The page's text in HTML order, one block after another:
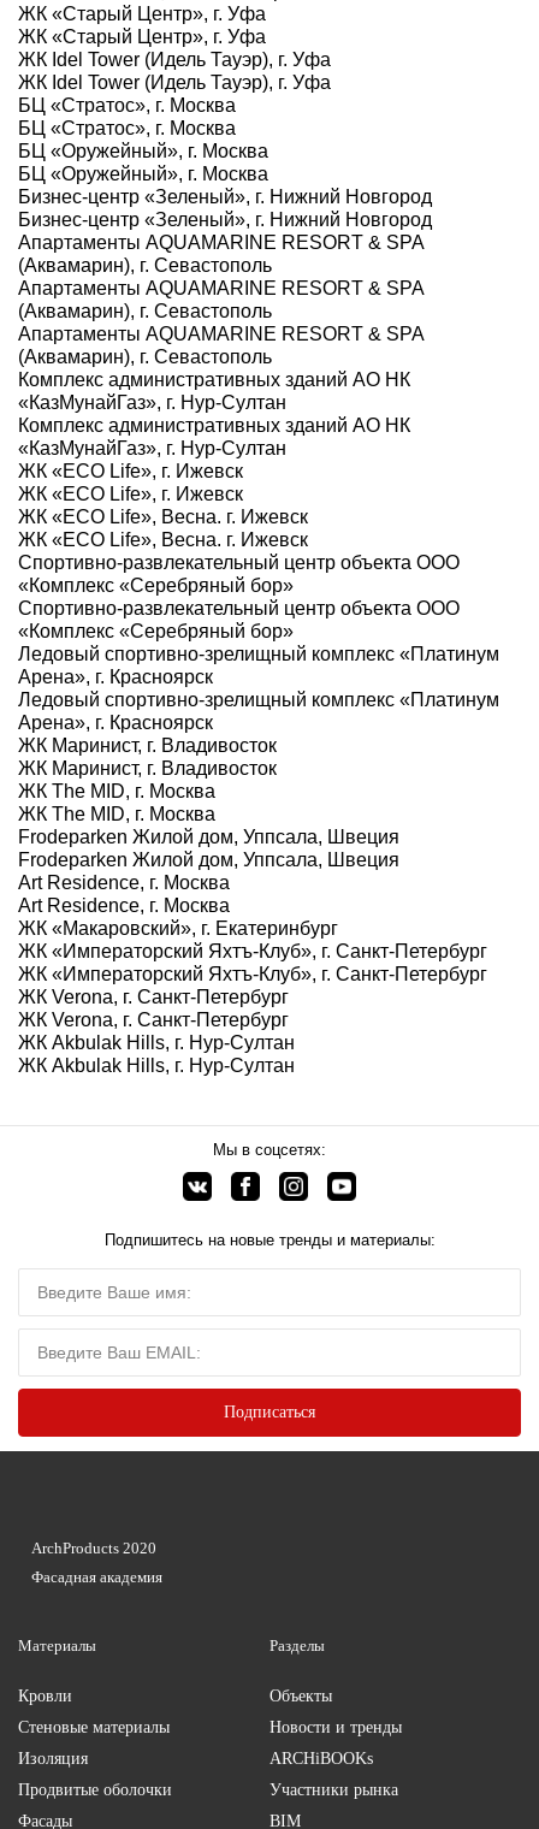
ЖК «Старый Центр», г. Уфа
ЖК «Старый Центр», г. Уфа
ЖК Idel Tower (Идель Тауэр), г. Уфа
ЖК Idel Tower (Идель Тауэр), г. Уфа
БЦ «Стратос», г. Москва
БЦ «Стратос», г. Москва
БЦ «Оружейный», г. Москва
БЦ «Оружейный», г. Москва
Бизнес-центр «Зеленый», г. Нижний Новгород
Бизнес-центр «Зеленый», г. Нижний Новгород
Апартаменты AQUAMARINE RESORT & SPA
(Аквамарин), г. Севастополь
Апартаменты AQUAMARINE RESORT & SPA
(Аквамарин), г. Севастополь
Апартаменты AQUAMARINE RESORT & SPA
(Аквамарин), г. Севастополь
Комплекс административных зданий АО НК
«КазМунайГаз», г. Нур-Султан
Комплекс административных зданий АО НК
«КазМунайГаз», г. Нур-Султан
ЖК «ECO Life», г. Ижевск
ЖК «ECO Life», г. Ижевск
ЖК «ECO Life», Весна. г. Ижевск
ЖК «ECO Life», Весна. г. Ижевск
Спортивно-развлекательный центр объекта ООО
«Комплекс «Серебряный бор»
Спортивно-развлекательный центр объекта ООО
«Комплекс «Серебряный бор»
Ледовый спортивно-зрелищный комплекс «Платинум
Арена», г. Красноярск
Ледовый спортивно-зрелищный комплекс «Платинум
Арена», г. Красноярск
ЖК Маринист, г. Владивосток
ЖК Маринист, г. Владивосток
ЖК The MID, г. Москва
ЖК The MID, г. Москва
Frodeparken Жилой дом, Уппсала, Швеция
Frodeparken Жилой дом, Уппсала, Швеция
Art Residence, г. Москва
Art Residence, г. Москва
ЖК «Макаровский», г. Екатеринбург
ЖК «Императорский Яхтъ-Клуб», г. Санкт-Петербург
ЖК «Императорский Яхтъ-Клуб», г. Санкт-Петербург
ЖК Verona, г. Санкт-Петербург
ЖК Verona, г. Санкт-Петербург
ЖК Akbulak Hills, г. Нур-Султан
ЖК Akbulak Hills, г. Нур-Султан
Мы в соцсетях:
Подпишитесь на новые тренды и материалы:
Материалы
Кровли
Стеновые материалы
Изоляция
Продвитые оболочки
Фасады
Разделы
Объекты
Новости и тренды
ARCHiBOOKs
Участники рынка
BIM
ArchProducts 2020
Фасадная академия